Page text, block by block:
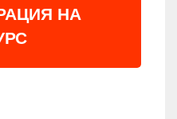
НА